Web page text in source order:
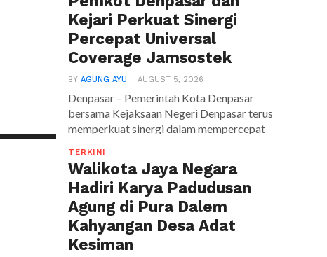
Kejari Perkuat Sinergi
Percepat Universal
Coverage Jamsostek
BYAGUNG AYU AUGUST 5, 2026
Denpasar – Pemerintah Kota Denpasar
bersama Kejaksaan Negeri Denpasar terus
memperkuat sinergi dalam mempercepat
TERKINI
Walikota Jaya Negara
Hadiri Karya Padudusan
Agung di Pura Dalem
Kahyangan Desa Adat
Kesiman